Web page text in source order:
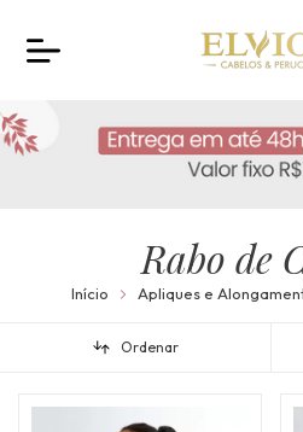
Rabo de
Início Apliques e
Ordenar